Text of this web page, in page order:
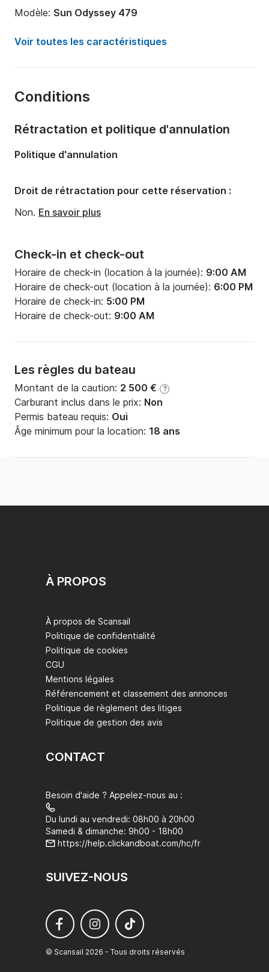
Modèle: Sun Odyssey 479
Année:
Nombre de couchages:
Nombre de salles de bains:
Tirant d'eau:2.24m
Puissance moteur:57cv
Voir toutes les caractéristiques
Conditions
Check-in et check-out
Horaire de check-in (location à la journée): 9:00 AM
Horaire de check-out (location à la journée): 6:00 PM
Horaire de check-in: 5:00 PM
Horaire de check-out: 9:00 AM
Les règles du bateau
Montant de la caution: 2 500 € ?
Carburant inclus dans le prix: Non
Permis bateau requis: Oui
Âge minimum pour la location: 18 ans
Rétractation et politique d'annulation
Politique d'annulation
Droit de rétractation pour cette réservation :
Non. En savoir plus
À PROPOS
À propos de Scansail
Politique de confidentialité
Politique de cookies
CGU
Mentions légales
Référencement et classement des annonces
Politique de règlement des litiges
Politique de gestion des avis
CONTACT
Besoin d'aide ? Appelez-nous au :
Du lundi au vendredi: 08h00 à 20h00
Samedi & dimanche: 9h00 - 18h00
https://help.clickandboat.com/hc/fr
SUIVEZ-NOUS
© Scansail 2026 - Tous droits réservés